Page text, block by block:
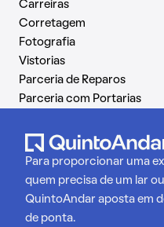
Carreiras
Corretagem
Fotografia
Vistorias
Parceria de Reparos
Parceria com Portarias
Para proporcionar uma
quem precisa de um lar
QuintoAndar aposta em
de ponta.